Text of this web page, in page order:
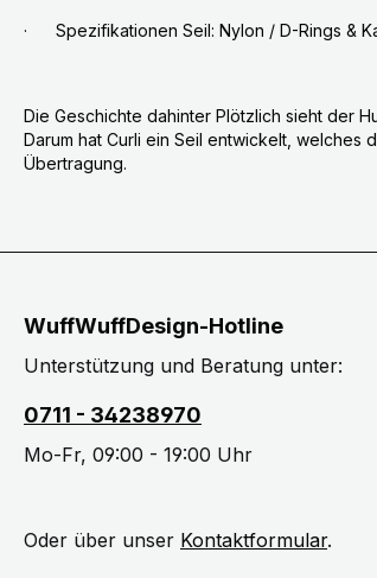
· Spezifikationen Seil: Nylon / D-Rings &
Die Geschichte dahinter Plötzlich sieht der
Darum hat Curli ein Seil entwickelt, welches
Übertragung.
WuffWuffDesign-Hotline
Unterstützung und Beratung unter:
0711 - 34238970
Mo-Fr, 09:00 - 19:00 Uhr
Oder über unser Kontaktformular.